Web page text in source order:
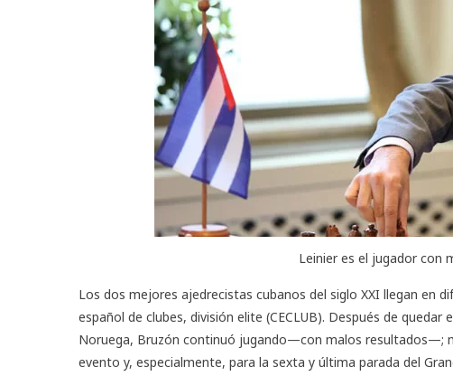
Leinier es el jugador con
Los dos mejores ajedrecistas cubanos del siglo XXI llegan en
español de clubes, división elite (CECLUB). Después de
Noruega, Bruzón continuó jugando—con malos resultados—;
evento y, especialmente, para la sexta y última parada del